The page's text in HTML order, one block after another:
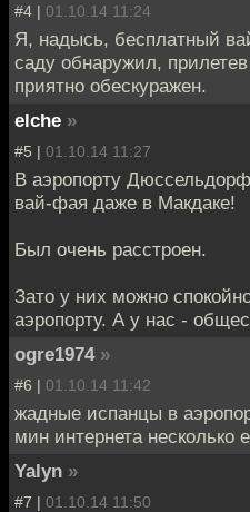
#4 | 01.10.14 11:24
Я, надысь, бесплатный
саду обнаружил,
приятно обескуражен.
elche »
#5 | 01.10.14 11:27
В аэропорту
вай-фая даже в Макдаке!
Был очень расстроен.
Зато у них можно
аэропорту. А у нас -
ogre1974 »
#6 | 01.10.14 11:42
жадные испанцы в
мин интернета несколько
Yalyn »
#7 | 01.10.14 11:50